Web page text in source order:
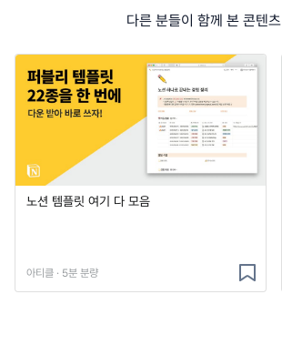
다른 분들이 함께 본 콘텐츠
노션 템플릿 여기 다 모음
아티클 · 5분 분량